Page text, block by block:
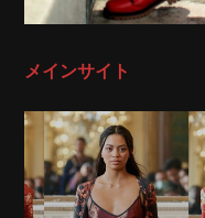
メインサイト